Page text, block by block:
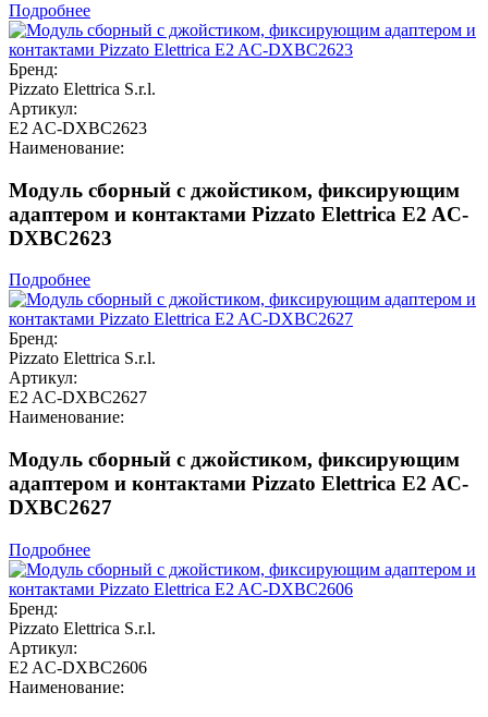
Подробнее
Бренд:
Pizzato Elettrica S.r.l.
Артикул:
E2 AC-DXBC2623
Наименование:
Модуль сборный с джойстиком, фиксирующим
адаптером и контактами Pizzato Elettrica E2 AC-
DXBC2623
Подробнее
Бренд:
Pizzato Elettrica S.r.l.
Артикул:
E2 AC-DXBC2627
Наименование:
Модуль сборный с джойстиком, фиксирующим
адаптером и контактами Pizzato Elettrica E2 AC-
DXBC2627
Подробнее
Бренд:
Pizzato Elettrica S.r.l.
Артикул:
E2 AC-DXBC2606
Наименование: